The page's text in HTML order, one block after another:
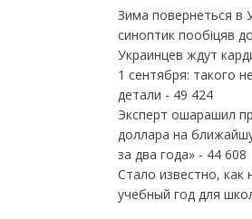
Зима повернеться в
синоптик пообіцяв
Украинцев ждут
1 сентября: такого
детали - 49 424
Эксперт ошарашил
доллара на
за два года»- 44 608
Стало известно, как
учебный год для